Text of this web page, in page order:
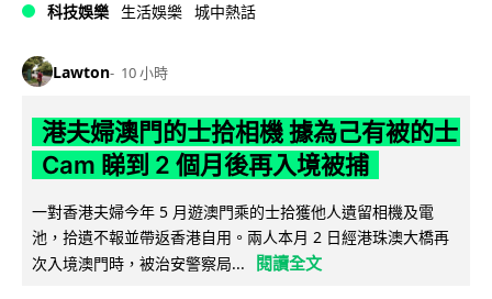
科技娛樂 生活娛樂 城中熱話
Lawton 10 小時
港夫婦澳門的士拾相機 據為己有被的士
Cam 睇到 2 個月後再入境被捕
一對香港夫婦今年 5 月遊澳門乘的士拾獲他人遺留相機及電
池，拾遺不報並帶返香港自用。兩人本月 2 日經港珠澳大橋再
次入境澳門時，被治安警察局...
閱讀全文